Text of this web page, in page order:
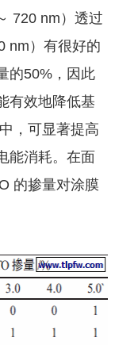
720 nm）透过
nm）有很好的
的50%，因此
有效地降低基
，可显著提高
能消耗。在面
的掺量对涂膜